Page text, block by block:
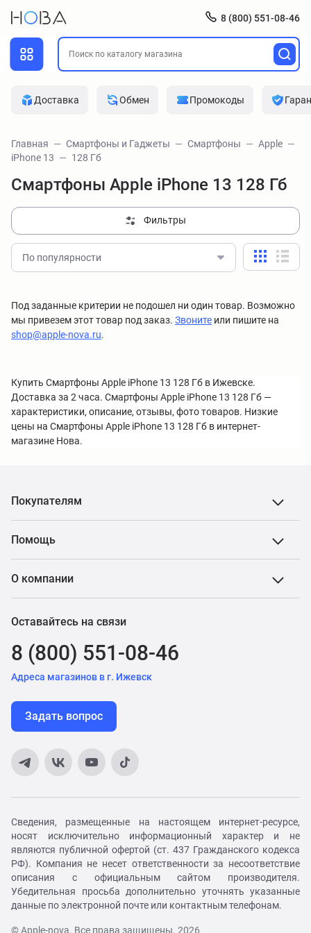
8 (800) 551-08-46
Доставка Обмен Промокоды
Главная Смартфоны и Гаджеты Смартфоны
Apple
iPhone 13
128 Гб
Смартфоны Apple iPhone 13 128 Гб
Фильтры
По популярности
Под заданные критерии не подошел ни один товар. Возможно
мы привезем этот товар под заказ. Звоните или пишите на
shop@apple-nova.ru.
Купить Смартфоны Apple iPhone 13 128 Гб в Ижевске.
Доставка за 2 часа. Смартфоны Apple iPhone 13 128 Гб —
характеристики, описание, отзывы, фото товаров. Низкие
цены на Смартфоны Apple iPhone 13 128 Гб в интернет-
магазине Нова.
Покупателям
Помощь
О компании
Оставайтесь на связи
8 (800) 551-08-46
Адреса магазинов в г. Ижевск
Задать вопрос
Сведения, размещенные на настоящем интернет-ресурсе,
носят исключительно информационный характер и не
являются публичной офертой (ст. 437 Гражданского кодекса
РФ). Компания не несет ответственности за несоответствие
описания с официальным сайтом производителя.
Убедительная просьба дополнительно уточнять указанные
данные по электронной почте или контактным телефонам.
© Apple-nova. Все права защищены. 2026